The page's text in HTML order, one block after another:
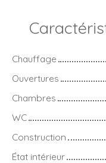
Chauffage
Ouvertures
Chambres
WC
Construction
État intérieur